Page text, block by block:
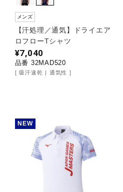
ツ
ーズ
ープ
メンズ
【汗処理／通気】ドライエア
ロフローTシャツ
¥7,040
品番 32MAD520
吸汗速乾 通気性
NEW